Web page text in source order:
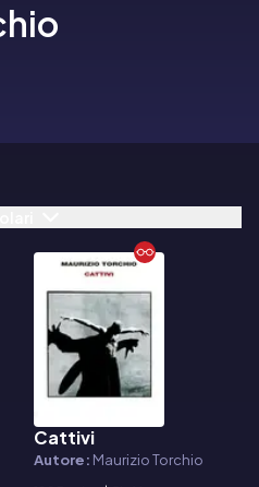
E-book
Cattivi
Autore: Maurizio Torchio